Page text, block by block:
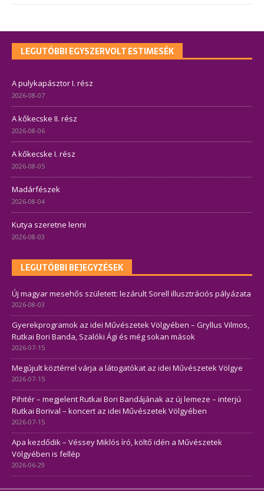
LEGUTÓBBI EGYSZERVOLT ESTIMESÉK
A pulykapásztor I. rész
2026-08-07
A kőkecske II. rész
2026-08-06
A kőkecske I. rész
2026-08-05
Madárfészek
2026-08-04
Kutya szeretne lenni
2026-08-03
LEGUTÓBBI BEJEGYZÉSEK
Új magyar mesehős született: lezárult Sorell illusztrációs pályázata
2026-08-03
Gyerekprogramok az idei Művészetek Völgyében – Gryllus Vilmos,
Rutkai Bori Banda, Szalóki Ági és még sokan mások
2026-07-15
Megújult köztérrel várja a látogatókat az idei Művészetek Völgye
2026-07-15
Pihitér – megjelent Rutkai Bori Bandájának az új lemeze – interjú
Rutkai Borival – koncert az idei Művészetek Völgyében
2026-07-15
Apa kezdődik – Véssey Miklós író, költő idén a Művészetek
Völgyében is fellép
2026-06-29